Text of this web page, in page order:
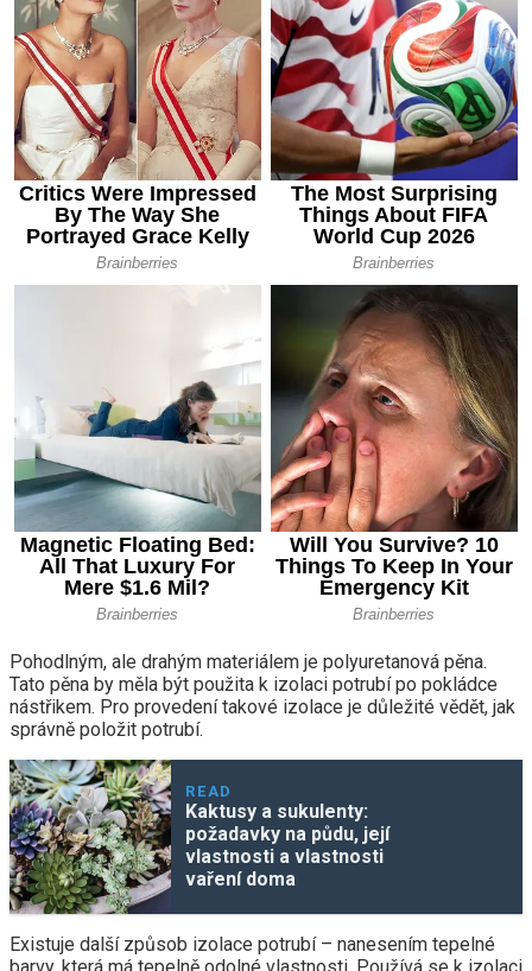
Pohodlným, ale drahým materiálem je polyuretanová pěna.
Tato pěna by měla být použita k izolaci potrubí po pokládce
nástřikem. Pro provedení takové izolace je důležité vědět, jak
správně položit potrubí.
READ
Kaktusy a sukulenty:
požadavky na půdu, její
vlastnosti a vlastnosti
vaření doma
Existuje další způsob izolace potrubí – nanesením tepelné